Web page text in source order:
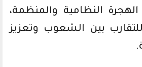
النظامية والمنظمة،
للتقارب بين الشعوب وتعزيز